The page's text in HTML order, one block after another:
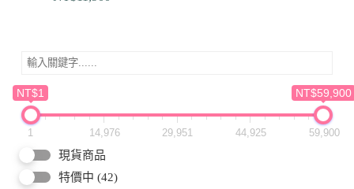
NT$1 NT$59,900
1 14,976 29,951 44,925 59,900
現貨商品
特價中 (42)